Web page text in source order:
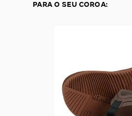
PARA O SEU COROA: